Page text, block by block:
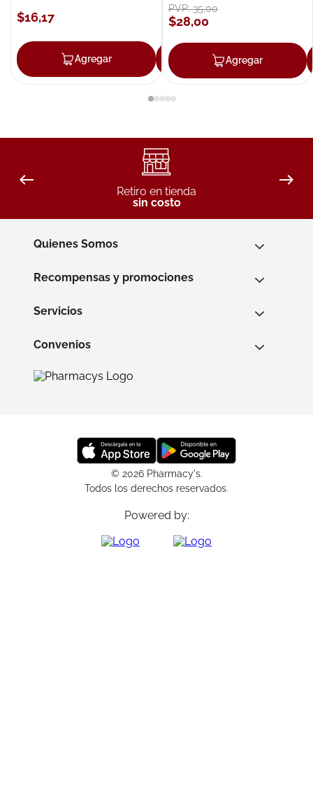
$16,17
Agregar Agregar
PVP:35,00
$28,00
Agregar
Retiro en tienda
sin costo
Quienes Somos
Recompensas y promociones
Servicios
Convenios
© 2026 Pharmacy's.
Todos los derechos reservados.
Powered by: